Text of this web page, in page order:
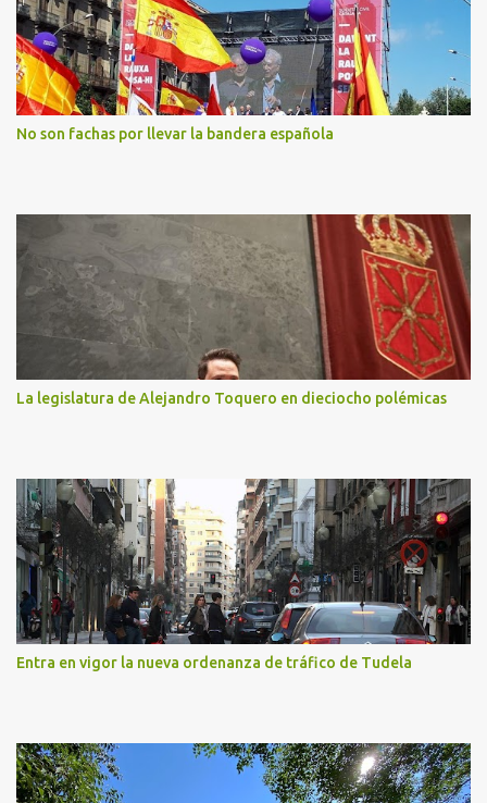
No son fachas por llevar la bandera española
La legislatura de Alejandro Toquero en dieciocho polémicas
Entra en vigor la nueva ordenanza de tráfico de Tudela